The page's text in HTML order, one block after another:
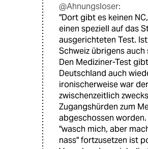
@Ahnungsloser:
"Dort gibt es keinen
einen speziell auf das
ausgerichteten Test.
Schweiz übrigens auch
Den Mediziner-Test
Deutschland auch
ironischerweise war der
zwischenzeitlich
Zugangshürden zum
abgeschossen
"wasch mich, aber
nass" fortzusetzen ist